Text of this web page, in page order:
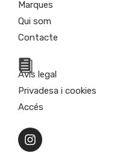
Marques
Qui som
Contacte
Avís legal
Privadesa i cookies
Accés